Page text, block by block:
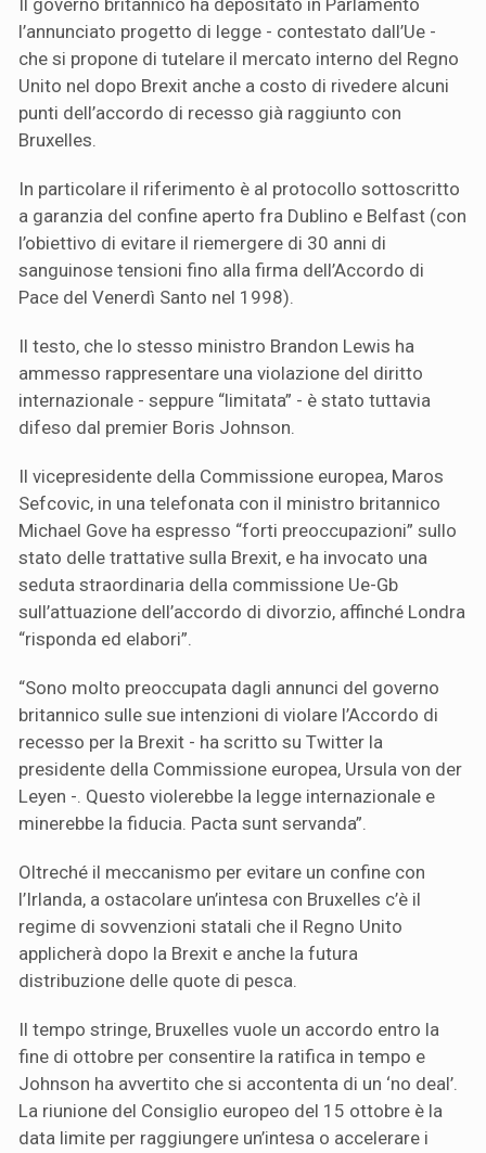
Il governo britannico ha depositato in Parlamento
l’annunciato progetto di legge - contestato dall’Ue -
che si propone di tutelare il mercato interno del Regno
Unito nel dopo Brexit anche a costo di rivedere alcuni
punti dell’accordo di recesso già raggiunto con
Bruxelles.
In particolare il riferimento è al protocollo sottoscritto
a garanzia del confine aperto fra Dublino e Belfast (con
l’obiettivo di evitare il riemergere di 30 anni di
sanguinose tensioni fino alla firma dell’Accordo di
Pace del Venerdì Santo nel 1998).
Il testo, che lo stesso ministro Brandon Lewis ha
ammesso rappresentare una violazione del diritto
internazionale - seppure “limitata” - è stato tuttavia
difeso dal premier Boris Johnson.
Il vicepresidente della Commissione europea, Maros
Sefcovic, in una telefonata con il ministro britannico
Michael Gove ha espresso “forti preoccupazioni” sullo
stato delle trattative sulla Brexit, e ha invocato una
seduta straordinaria della commissione Ue-Gb
sull’attuazione dell’accordo di divorzio, affinché Londra
“risponda ed elabori”.
“Sono molto preoccupata dagli annunci del governo
britannico sulle sue intenzioni di violare l’Accordo di
recesso per la Brexit - ha scritto su Twitter la
presidente della Commissione europea, Ursula von der
Leyen -. Questo violerebbe la legge internazionale e
minerebbe la fiducia. Pacta sunt servanda”.
Oltreché il meccanismo per evitare un confine con
l’Irlanda, a ostacolare un’intesa con Bruxelles c’è il
regime di sovvenzioni statali che il Regno Unito
applicherà dopo la Brexit e anche la futura
distribuzione delle quote di pesca.
Il tempo stringe, Bruxelles vuole un accordo entro la
fine di ottobre per consentire la ratifica in tempo e
Johnson ha avvertito che si accontenta di un ‘no deal’.
La riunione del Consiglio europeo del 15 ottobre è la
data limite per raggiungere un’intesa o accelerare i